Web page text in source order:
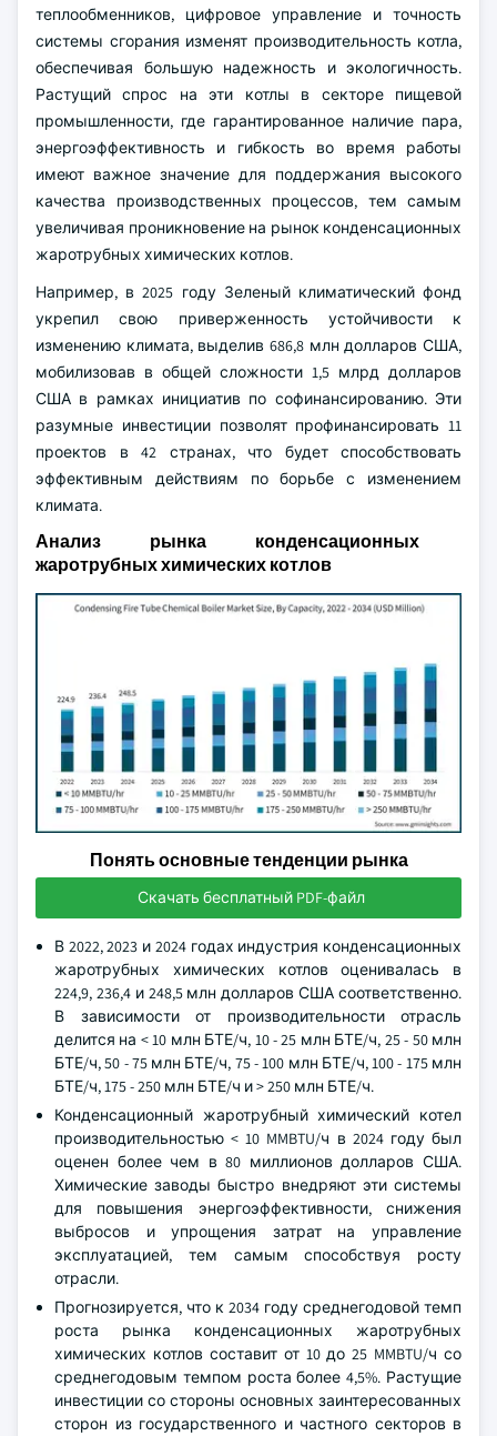
теплообменников, цифровое управление и точность
системы сгорания изменят производительность котла,
обеспечивая большую надежность и экологичность.
Растущий спрос на эти котлы в секторе пищевой
промышленности, где гарантированное наличие пара,
энергоэффективность и гибкость во время работы
имеют важное значение для поддержания высокого
качества производственных процессов, тем самым
увеличивая проникновение на рынок конденсационных
жаротрубных химических котлов.
Например, в 2025 году Зеленый климатический фонд
укрепил свою приверженность устойчивости к
изменению климата, выделив 686,8 млн долларов США,
мобилизовав в общей сложности 1,5 млрд долларов
США в рамках инициатив по софинансированию. Эти
разумные инвестиции позволят профинансировать 11
проектов в 42 странах, что будет способствовать
эффективным действиям по борьбе с изменением
климата.
Анализ рынка конденсационных
жаротрубных химических котлов
Понять основные тенденции рынка
Скачать бесплатный PDF-файл
В 2022, 2023 и 2024 годах индустрия конденсационных
жаротрубных химических котлов оценивалась в
224,9, 236,4 и 248,5 млн долларов США соответственно.
В зависимости от производительности отрасль
делится на < 10 млн БТЕ/ч, 10 - 25 млн БТЕ/ч, 25 - 50 млн
БТЕ/ч, 50 - 75 млн БТЕ/ч, 75 - 100 млн БТЕ/ч, 100 - 175 млн
БТЕ/ч, 175 - 250 млн БТЕ/ч и > 250 млн БТЕ/ч.
Конденсационный жаротрубный химический котел
производительностью < 10 MMBTU/ч в 2024 году был
оценен более чем в 80 миллионов долларов США.
Химические заводы быстро внедряют эти системы
для повышения энергоэффективности, снижения
выбросов и упрощения затрат на управление
эксплуатацией, тем самым способствуя росту
отрасли.
Прогнозируется, что к 2034 году среднегодовой темп
роста рынка конденсационных жаротрубных
химических котлов составит от 10 до 25 MMBTU/ч со
среднегодовым темпом роста более 4,5%. Растущие
инвестиции со стороны основных заинтересованных
сторон из государственного и частного секторов в